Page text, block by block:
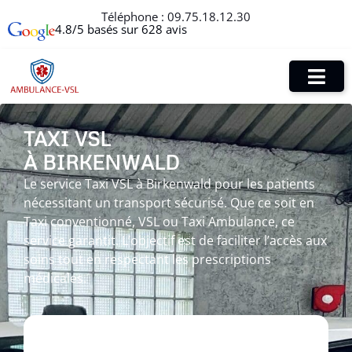
Téléphone : 09.75.18.12.30
4.8/5 basés sur 628 avis
TAXI VSL
À BIRKENWALD
Le service Taxi VSL à Birkenwald pour les patients
nécessitant un transport sécurisé. Que ce soit en
Taxi conventionné, VSL ou Taxi Ambulance, ce
service garantit. L’objectif est de faciliter l’accès aux
soins tout en respectant les prescriptions
médicales.